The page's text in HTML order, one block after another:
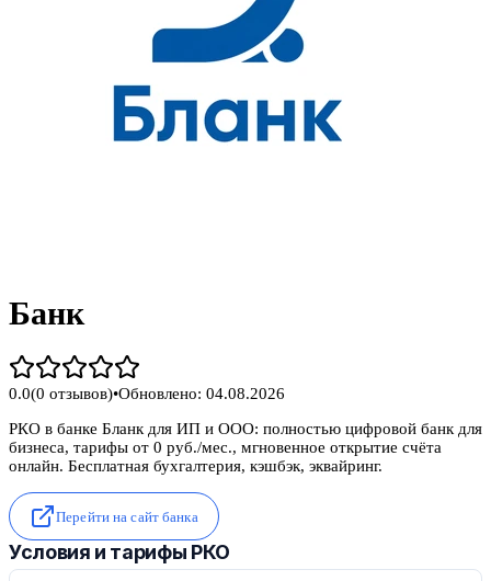
Банк
0.0(0 отзывов)•Обновлено: 04.08.2026
РКО в банке Бланк для ИП и ООО: полностью цифровой банк для
бизнеса, тарифы от 0 руб./мес., мгновенное открытие счёта
онлайн. Бесплатная бухгалтерия, кэшбэк, эквайринг.
Перейти на сайт банка
Условия и тарифы РКО